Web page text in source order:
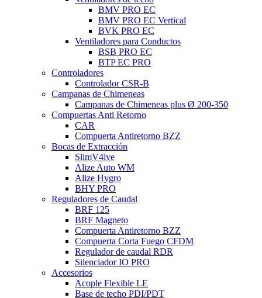
BMV PRO EC
BMV PRO EC Vertical
BVK PRO EC
Ventiladores para Conductos
BSB PRO EC
BTP EC PRO
Controladores
Controlador CSR-B
Campanas de Chimeneas
Campanas de Chimeneas plus Ø 200-350
Compuertas Anti Retorno
CAR
Compuerta Antiretorno BZZ
Bocas de Extracción
SlimV4lve
Alize Auto WM
Alize Hygro
BHY PRO
Reguladores de Caudal
BRF 125
BRF Magneto
Compuerta Antiretorno BZZ
Compuerta Corta Fuego CFDM
Regulador de caudal RDR
Silenciador IO PRO
Accesorios
Acople Flexible LE
Base de techo PDI/PDT